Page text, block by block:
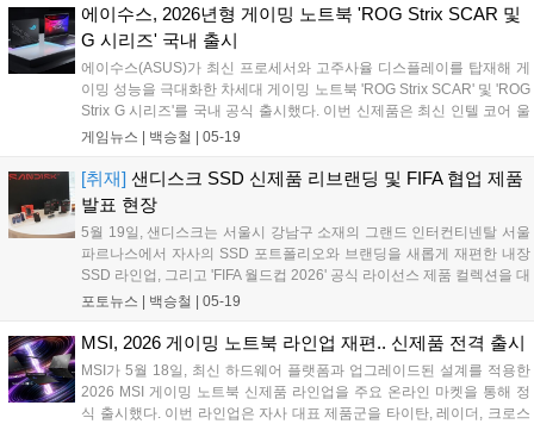
수 있도록 지원한다. 이를 통해 FPS, 레이싱, 비행 시뮬레이션 등 미세한
입력 차이가 결과에 영향을 미치는 게임 환경에서 게이머가 보다 직관적
으로 조작할 수 있다....
에이수스, 2026년형 게이밍 노트북 'ROG Strix SCAR 및
G 시리즈' 국내 출시
에이수스(ASUS)가 최신 프로세서와 고주사율 디스플레이를 탑재해 게
이밍 성능을 극대화한 차세대 게이밍 노트북 'ROG Strix SCAR' 및 'ROG
Strix G 시리즈'를 국내 공식 출시했다. 이번 신제품은 최신 인텔 코어 울
트라 및 AMD 라이젠 프로세서를 기반으로 설계되어 AAA급 게임부터 e
조를 통해 게이머에게 흔들림 없는 프레임 방어 및 쾌적한 플레이 환경
을 제공하는 것이 특징이다....
게임뉴스 | 백승철 | 05-19
[취재] 샌디스크 SSD 신제품 리브랜딩 및 FIFA 협업 제품
발표 현장
5월 19일, 샌디스크는 서울시 강남구 소재의 그랜드 인터컨티넨탈 서울
파르나스에서 자사의 SSD 포트폴리오와 브랜딩을 새롭게 재편한 내장
SSD 라인업, 그리고 'FIFA 월드컵 2026' 공식 라이선스 제품 컬렉션을 대
거 공개하는 기자간담회를 개최했다. 가장 눈길을 끈 것은 CES 2026에
리즈였다....
포토뉴스 | 백승철 | 05-19
MSI, 2026 게이밍 노트북 라인업 재편.. 신제품 전격 출시
MSI가 5월 18일, 최신 하드웨어 플랫폼과 업그레이드된 설계를 적용한
2026 MSI 게이밍 노트북 신제품 라인업을 주요 온라인 마켓을 통해 정
식 출시했다. 이번 라인업은 자사 대표 제품군을 타이탄, 레이더, 크로스